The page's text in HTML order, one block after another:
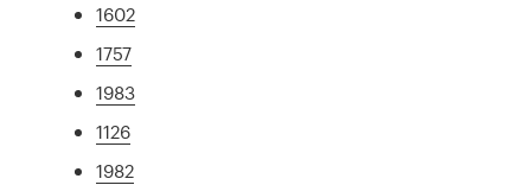
1602
1757
1983
1126
1982